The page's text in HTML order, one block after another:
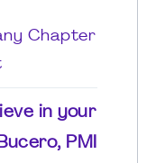
Chapter
in your
PMI